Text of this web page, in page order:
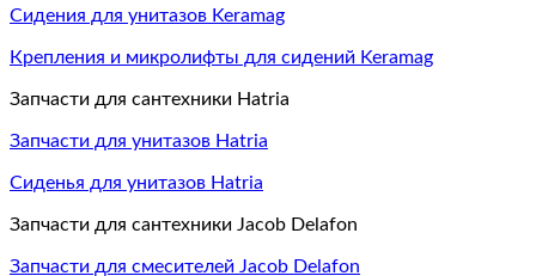
Сидения для унитазов Keramag
Крепления и микролифты для сидений Keramag
Запчасти для сантехники Hatria
Запчасти для унитазов Hatria
Сиденья для унитазов Hatria
Запчасти для сантехники Jacob Delafon
Запчасти для смесителей Jacob Delafon